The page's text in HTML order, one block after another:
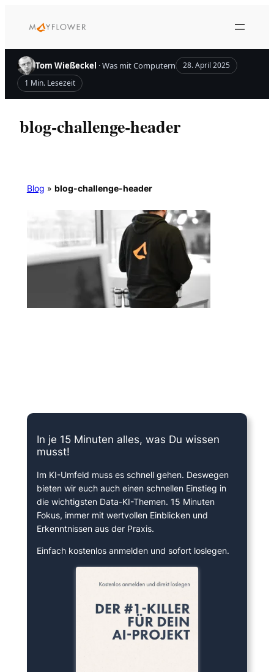
Inhalt
Tom Wießeckel · Was mit Computern
28. April 2025
1 Min. Lesezeit
blog-challenge-header
Blog » blog-challenge-header
In je 15 Minuten alles, was Du wissen
musst!
Im KI-Umfeld muss es schnell gehen. Deswegen
bieten wir euch auch einen schnellen Einstieg in
die wichtigsten Data-KI-Themen. 15 Minuten
Fokus, immer mit wertvollen Einblicken und
Erkenntnissen aus der Praxis.
Einfach kostenlos anmelden und sofort loslegen.